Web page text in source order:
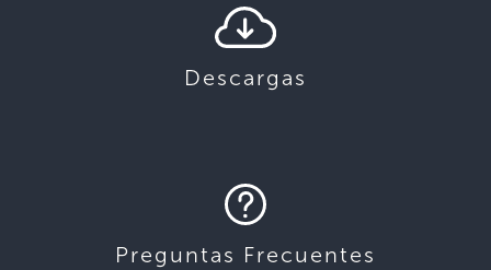
Descargas
Preguntas Frecuentes